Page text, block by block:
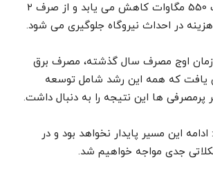
دهیم، میزان مصرف 550 مگاوات کاهش می یابد و از صرف ۲
هزینه در احداث نیروگاه جلوگیری می شود.
زمان اوج مصرف سال گذشته، مصرف برق
یافت که همه این رشد شامل توسعه
پرمصرفی ها این نتیجه را به دنبال داشت.
ادامه این مسیر پایدار نخواهد بود و در
جدی مواجه خواهیم شد.